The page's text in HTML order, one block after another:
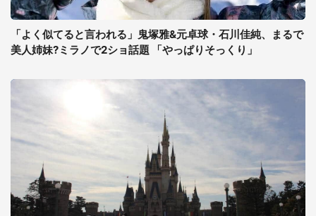
「よく似てると言われる」鬼塚雅&元卓球・石川佳純、まるで
美人姉妹?ミラノで2ショ話題 「やっぱりそっくり」